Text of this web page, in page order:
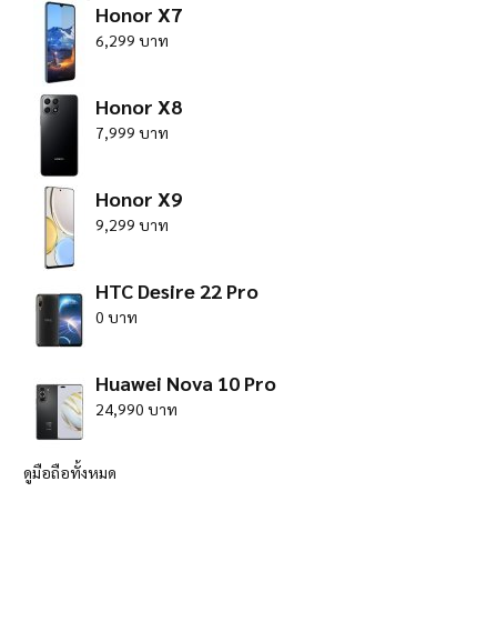
Honor X7
6,299 บาท
Honor X8
7,999 บาท
Honor X9
9,299 บาท
HTC Desire 22 Pro
0 บาท
Huawei Nova 10 Pro
24,990 บาท
ดูมือถือทั้งหมด